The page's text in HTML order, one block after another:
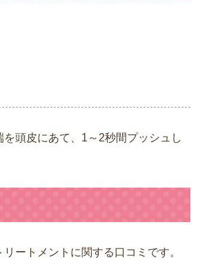
頭皮にあて、1～2秒間プッシュし
ートメントに関する口コミです。